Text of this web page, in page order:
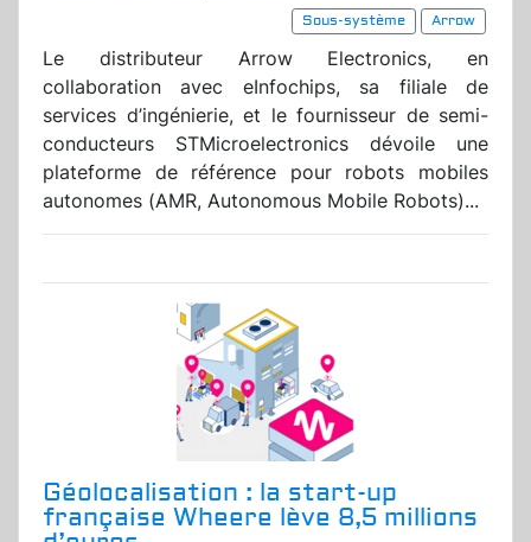
Sous-système
Arrow
Le distributeur Arrow Electronics, en
collaboration avec eInfochips, sa filiale de
services d’ingénierie, et le fournisseur de semi-
conducteurs STMicroelectronics dévoile une
plateforme de référence pour robots mobiles
autonomes (AMR, Autonomous Mobile Robots)...
Géolocalisation : la start-up
française Wheere lève 8,5 millions